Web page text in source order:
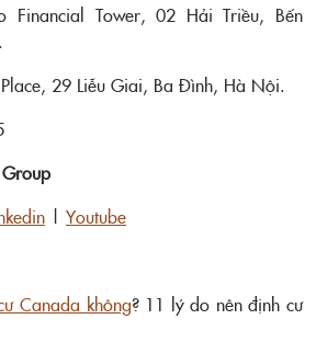
Financial Tower, 02 Hải Triều, Bến
29 Liễu Giai, Ba Đình, Hà Nội.
| Youtube
Canada không? 11 lý do nên định cư